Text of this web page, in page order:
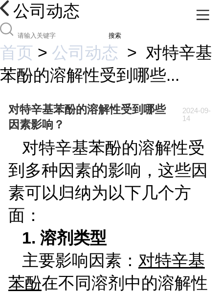
公司动态
搜索
首页 > 公司动态 > 对特辛基
苯酚的溶解性受到哪些...
对特辛基苯酚的溶解性受到哪些
因素影响？
2024-09-
14
对特辛基苯酚的溶解性受
到多种因素的影响，这些因
素可以归纳为以下几个方
面：
1.溶剂类型
主要影响因素： 对特辛基
苯酚在不同溶剂中的溶解性